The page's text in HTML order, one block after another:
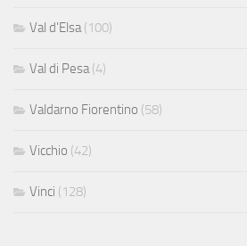
Val d'Elsa(100)
Val di Pesa(4)
Valdarno Fiorentino (58)
Vicchio (42)
Vinci (128)